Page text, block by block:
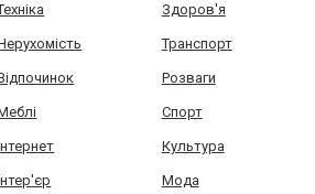
Здоров'я
Транспорт
Розваги
Спорт
Культура
Мода